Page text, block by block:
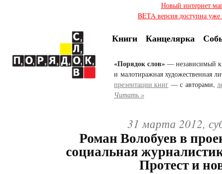
Новый интернет
BETA версия доступна
Книги Канцелярка
«Порядок слов» — независимый
и малотиражная художественная
презентации книг — с авторами,
Читать »
31 марта 2012,
Роман Волобуев в
социальная
Протест и